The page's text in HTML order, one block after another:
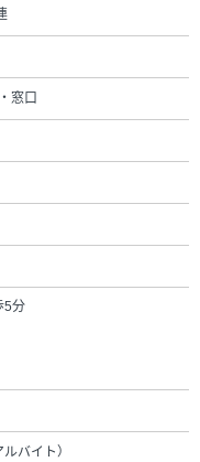
窓口
分
バイト）